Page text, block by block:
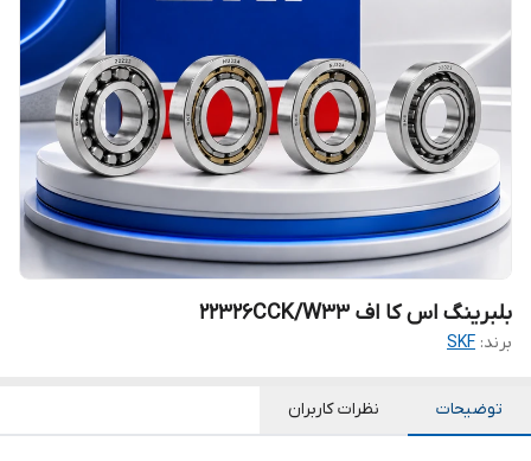
بلبرینگ اس کا اف 22326CCK/W33
برند: SKF
توضیحات نظرات کاربران